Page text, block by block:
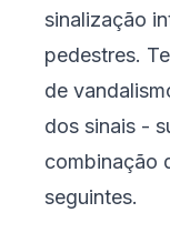
sinalização
pedestres.
de
dos sinais -
combinação
seguintes.